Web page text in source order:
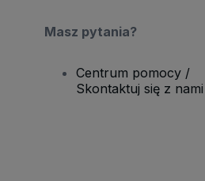
Masz pytania?
Centrum pomocy /
Skontaktuj się z nami